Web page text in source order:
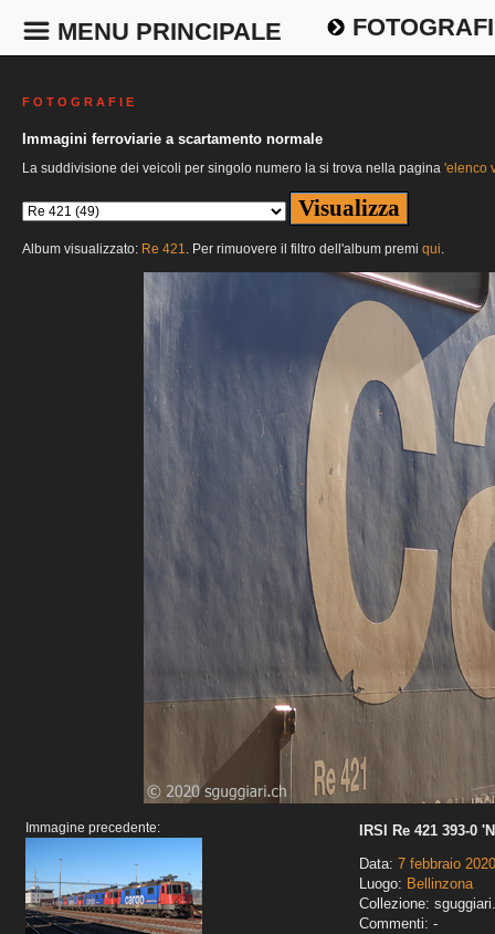
MENU PRINCIPALE
F O T O G R A F I E
Immagini ferroviarie a scartamento normale
La suddivisione dei veicoli per singolo numero la si trova nella pagina 'elenco
Album visualizzato: Re 421. Per rimuovere il filtro dell'album premi qui.
Immagine precedente:
IRSI Re 421 393-0
Data: 7 febbraio 2020
Luogo: Bellinzona
Collezione:
Commenti: -